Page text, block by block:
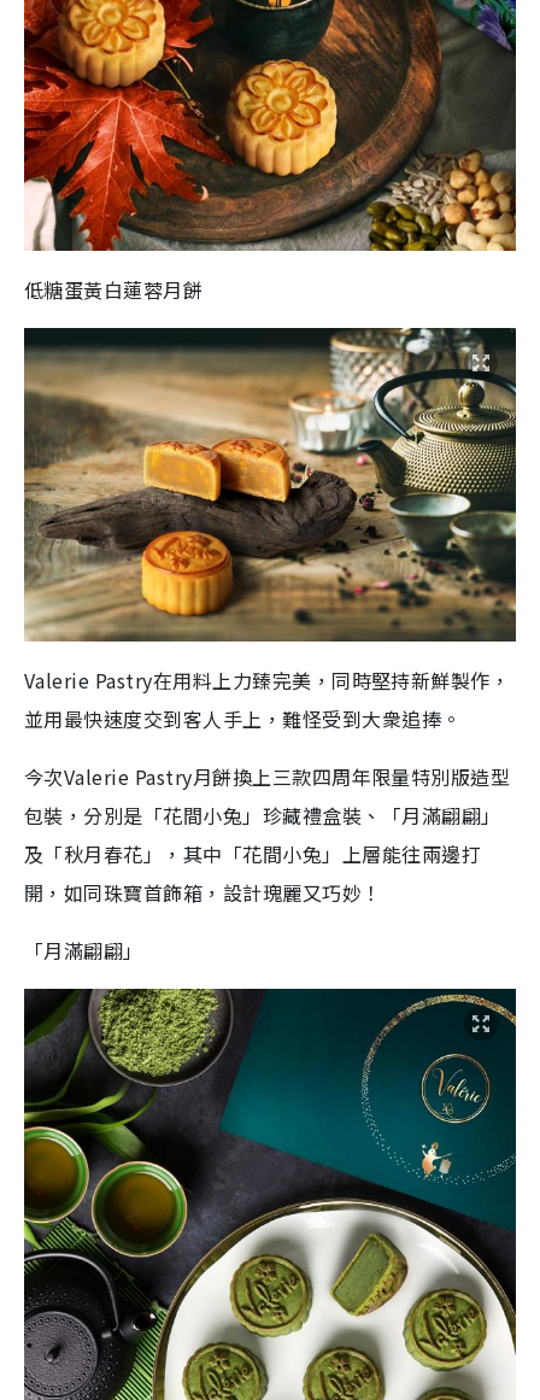
低糖蛋黃白蓮蓉月餅
Valerie Pastry在用料上力臻完美，同時堅持新鮮製作，
並用最快速度交到客人手上，難怪受到大衆追捧。
今次Valerie Pastry月餅換上三款四周年限量特別版造型
包裝，分別是「花間小兔」珍藏禮盒裝、「月滿翩翩」
及「秋月春花」，其中「花間小兔」上層能往兩邊打
開，如同珠寶首飾箱，設計瑰麗又巧妙！
「月滿翩翩」